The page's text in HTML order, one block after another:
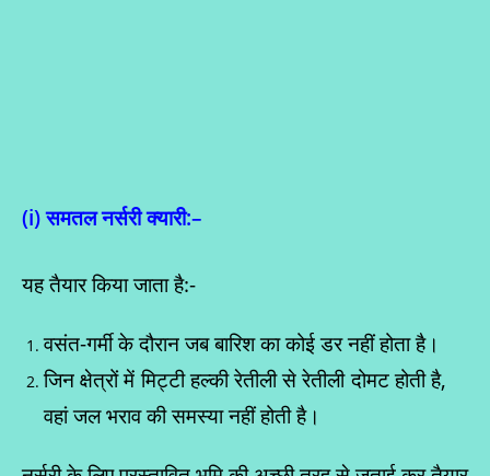
(i) समतल नर्सरी क्यारी:–
यह तैयार किया जाता है:-
वसंत-गर्मी के दौरान जब बारिश का कोई डर नहीं होता है।
जिन क्षेत्रों में मिट्टी हल्की रेतीली से रेतीली दोमट होती है,
वहां जल भराव की समस्या नहीं होती है।